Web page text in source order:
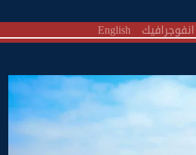
انفوجرافيك English